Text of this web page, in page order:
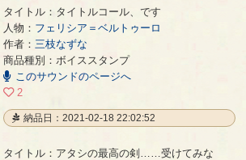
コール、です - 三枝なずな
タイトル：タイトルコール、です
人物： フェリシア＝ベルトゥーロ
作者： 三枝なずな
商品種別：ボイススタンプ
このサウンドのページへ
2
納品日：2021-02-18 22:02:52
タイトル：アタシの最高の剣……受けてみな